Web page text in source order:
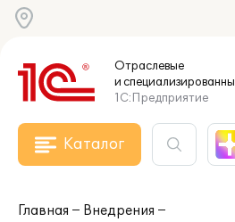
Отраслевые
и
1С:Предприятие
Каталог
Главная
Внедрения